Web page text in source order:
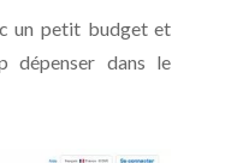
un petit budget et
dépenser dans le